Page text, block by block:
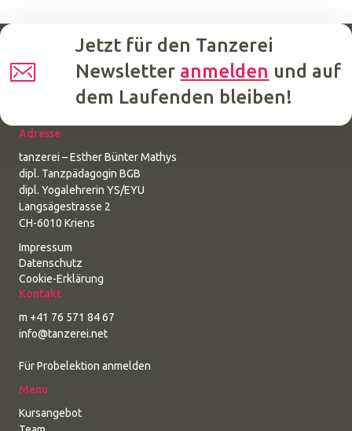
Jetzt für den Tanzerei
Newsletter anmelden und auf
dem Laufenden bleiben!
Adresse
tanzerei – Esther Bünter Mathys
dipl. Tanzpädagogin BGB
dipl. Yogalehrerin YS/EYU
Langsägestrasse 2
CH-6010 Kriens
Impressum
Datenschutz
Cookie-Erklärung
Kontakt
m +41 76 571 84 67
info@tanzerei.net
Für Probelektion anmelden
Menu
Kursangebot